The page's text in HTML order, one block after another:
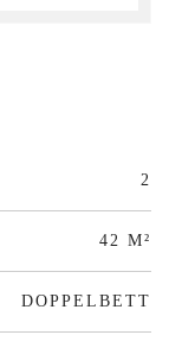
2
42 M²
DOPPELBETT